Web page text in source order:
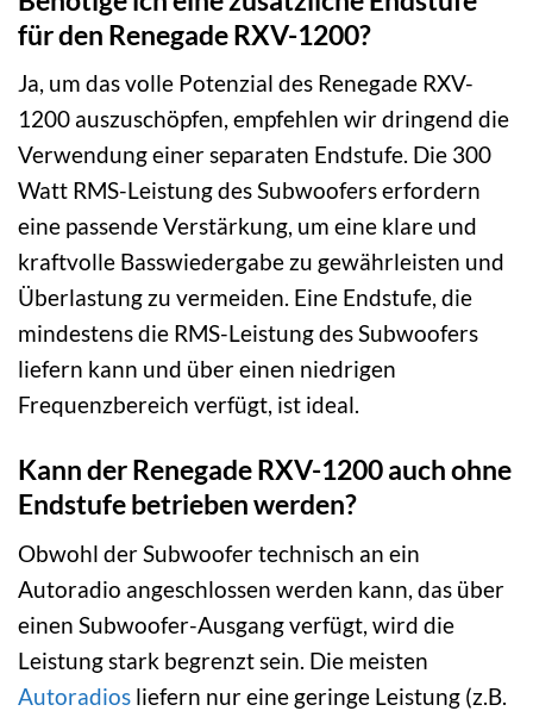
für den Renegade RXV-1200?
Ja, um das volle Potenzial des Renegade RXV-
1200 auszuschöpfen, empfehlen wir dringend die
Verwendung einer separaten Endstufe. Die 300
Watt RMS-Leistung des Subwoofers erfordern
eine passende Verstärkung, um eine klare und
kraftvolle Basswiedergabe zu gewährleisten und
Überlastung zu vermeiden. Eine Endstufe, die
mindestens die RMS-Leistung des Subwoofers
liefern kann und über einen niedrigen
Frequenzbereich verfügt, ist ideal.
Kann der Renegade RXV-1200 auch ohne
Endstufe betrieben werden?
Obwohl der Subwoofer technisch an ein
Autoradio angeschlossen werden kann, das über
einen Subwoofer-Ausgang verfügt, wird die
Leistung stark begrenzt sein. Die meisten
Autoradios liefern nur eine geringe Leistung (z.B.